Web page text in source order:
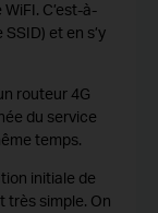
C’est-à-
et en s’y
routeur 4G
du service
temps.
initiale de
très simple. On